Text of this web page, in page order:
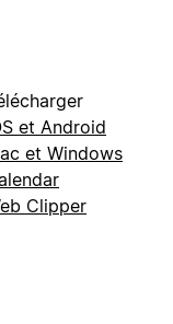
et Android
et Windows
Clipper